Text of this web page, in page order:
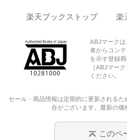
楽天ブックストップ 楽
ABJマーク
者からコン
を示す登録
［ABJマー
ください。
セール・商品情報は定期的に更新される
合がございます。最新の価
このペ